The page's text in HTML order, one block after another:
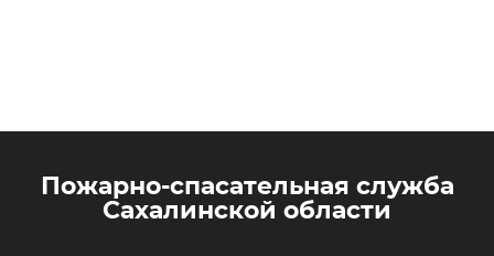
Пожарно-спасательная служба
Сахалинской области